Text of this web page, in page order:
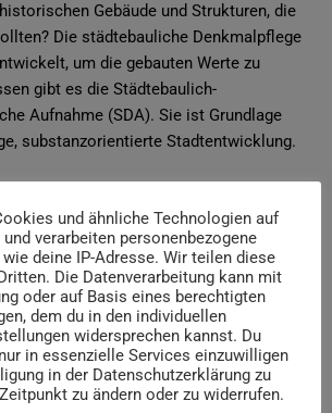
Gebäude und Strukturen, die
Die städtebauliche Denkmalpflege
um die gebauten Werte zu
gibt es die Städtebaulich-
Aufnahme (SDA). Sie ist Grundlage
substanzorientierte Stadtentwicklung.
Denkmalpflegerische
Instrument zum Schutz und zur
historischer Orts- und Stadtkerne“ am
Friedberg einladen. Im Rahmen dieser
die SDA als ein Instrument der
vorstellen und diskutieren,
Anwendungsmöglichkeiten ergänzen.
geben die Stadt Friedberg und der
und ähnliche Technologien auf
verarbeiten personenbezogene
deine IP-Adresse. Wir teilen diese
Die Datenverarbeitung kann mit
oder auf Basis eines berechtigten
dem du in den individuellen
widersprechen kannst. Du
in essenzielle Services einzuwilligen
in der Datenschutzerklärung zu
zu ändern oder zu widerrufen.